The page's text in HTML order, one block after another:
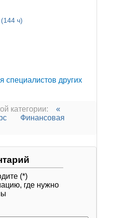
ч)
специалистов других
категории:
«
Финансовая
(*)
где нужно